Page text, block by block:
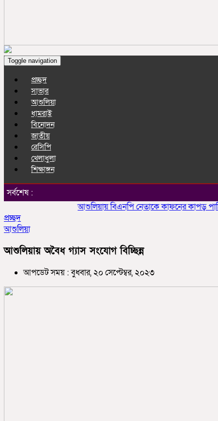
Toggle navigation
প্রচ্ছদ
সাভার
আশুলিয়া
ধামরাই
বিনোদন
জাতীয়
রেসিপি
খেলাধুলা
শিক্ষাঙ্গন
সর্বশেষ :
আশুলিয়ায় বিএনপি নেতাকে কাফনের কাপড় পাঠিয়ে
প্রচ্ছদ
আশুলিয়া
আশুলিয়ায় অবৈধ গ্যাস সংযোগ বিচ্ছিন্ন
আপডেট সময় : বুধবার, ২০ সেপ্টেম্বর, ২০২৩